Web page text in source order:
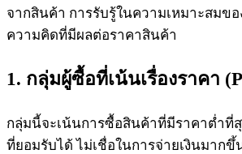
จากสินค้า การรับรู้ในความเหมาะสมข
ความคิดที่มีผลต่อราคาสินค้า
1. กลุ่มผู้ซื้อที่เน้นเรื่องราคา
กลุ่มนี้จะเน้นการซื้อสินค้าที่มีราคาต่ำ
ที่ยอมรับได้ ไม่เชื่อในการจ่ายเงินมากขึ้